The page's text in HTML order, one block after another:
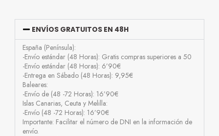
ENVÍOS GRATUITOS EN 48H
España (Península):
-Envío estándar (48 Horas): Gratis compras superiores a 50
-Envío estándar (48 Horas): 6’90€
-Entrega en Sábado (48 Horas): 9,95€
Baleares:
-Envío de (48 -72 Horas): 16’90€
Islas Canarias, Ceuta y Melilla:
-Envío (48 -72 Horas): 16’90€
Importante: Facilitar el número de DNI en la información de
envío.